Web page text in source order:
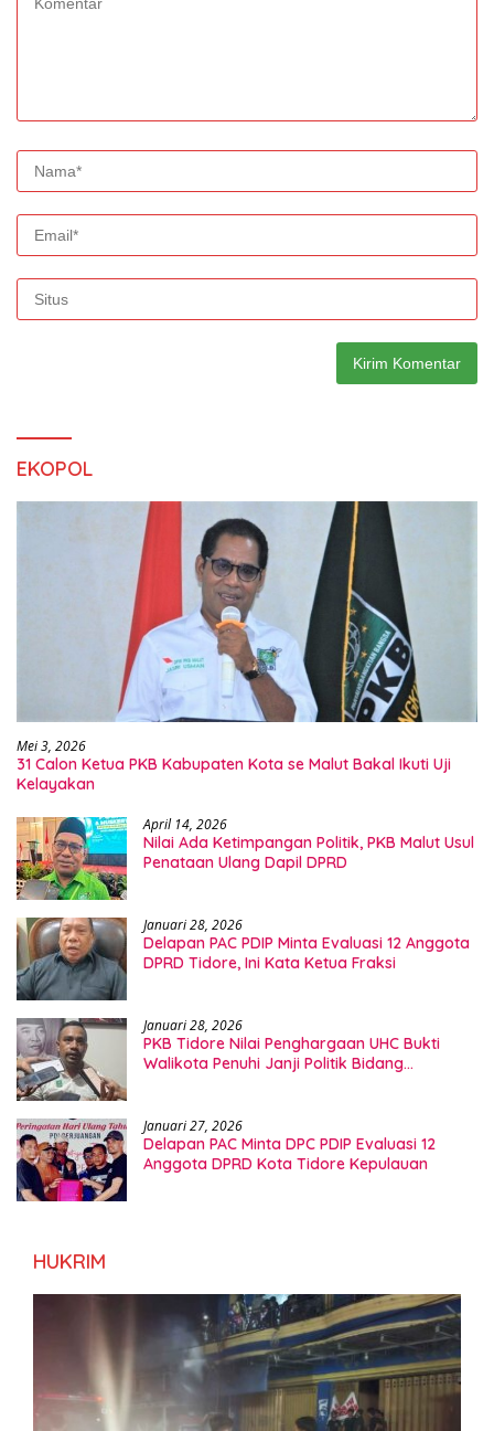
EKOPOL
Mei 3, 2026
31 Calon Ketua PKB Kabupaten Kota se Malut Bakal Ikuti Uji
Kelayakan
April 14, 2026
Nilai Ada Ketimpangan Politik, PKB Malut Usul
Penataan Ulang Dapil DPRD
Januari 28, 2026
Delapan PAC PDIP Minta Evaluasi 12 Anggota
DPRD Tidore, Ini Kata Ketua Fraksi
Januari 28, 2026
PKB Tidore Nilai Penghargaan UHC Bukti
Walikota Penuhi Janji Politik Bidang
Januari 27, 2026
Delapan PAC Minta DPC PDIP Evaluasi 12
Anggota DPRD Kota Tidore Kepulauan
HUKRIM